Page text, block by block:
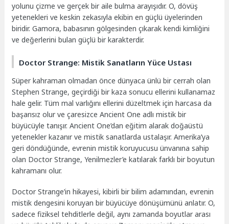
yolunu çizme ve gerçek bir aile bulma arayışıdır. O, dövüş
yetenekleri ve keskin zekasıyla ekibin en güçlü üyelerinden
biridir. Gamora, babasının gölgesinden çıkarak kendi kimliğini
ve değerlerini bulan güçlü bir karakterdir.
Doctor Strange: Mistik Sanatların Yüce Ustası
Süper kahraman olmadan önce dünyaca ünlü bir cerrah olan
Stephen Strange, geçirdiği bir kaza sonucu ellerini kullanamaz
hale gelir. Tüm mal varlığını ellerini düzeltmek için harcasa da
başarısız olur ve çaresizce Ancient One adlı mistik bir
büyücüyle tanışır. Ancient One’dan eğitim alarak doğaüstü
yetenekler kazanır ve mistik sanatlarda ustalaşır. Amerika’ya
geri döndüğünde, evrenin mistik koruyucusu ünvanına sahip
olan Doctor Strange, Yenilmezler’e katılarak farklı bir boyutun
kahramanı olur.
Doctor Strange’in hikayesi, kibirli bir bilim adamından, evrenin
mistik dengesini koruyan bir büyücüye dönüşümünü anlatır. O,
sadece fiziksel tehditlerle değil, aynı zamanda boyutlar arası